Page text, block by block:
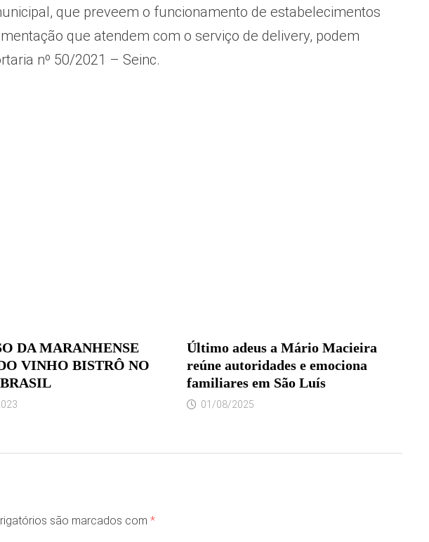
que preveem o funcionamento de estabelecimentos
que atendem com o serviço de delivery, podem
nº 50/2021 – Seinc.
DA MARANHENSE
VINHO BISTRÔ NO
Último adeus a Mário Macieira
reúne autoridades e emociona
familiares em São Luís
01/08/2025
são marcados com *